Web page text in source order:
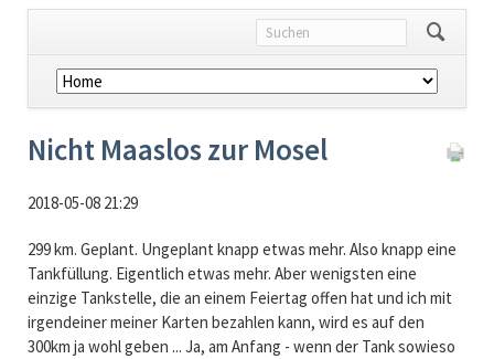
Navigation
überspringen
Nicht Maaslos zur Mosel
2018-05-08 21:29
299 km. Geplant. Ungeplant knapp etwas mehr. Also knapp eine
Tankfüllung. Eigentlich etwas mehr. Aber wenigsten eine
einzige Tankstelle, die an einem Feiertag offen hat und ich mit
irgendeiner meiner Karten bezahlen kann, wird es auf den
300km ja wohl geben ... Ja, am Anfang - wenn der Tank sowieso